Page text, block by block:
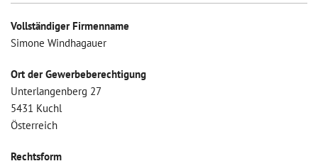
Vollständiger Firmenname
Simone Windhagauer
Ort der Gewerbeberechtigung
Unterlangenberg 27
5431 Kuchl
Österreich
Rechtsform